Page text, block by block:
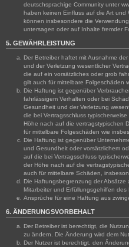
deutschsprachige Community unter
haben keinen Einfluss auf die Art und
können insbesondere die
untersagen oder auf Inhalte fremder
5. GEWÄHRLEISTUNG
Der Betreiber haftet mit Ausnahme
und der Verletzung wesentlicher
die auf ein vorsätzliches oder grob
gilt auch für mittelbare Folgeschäden
Die Haftung ist gegenüber
fahrlässigem Verhalten oder bei
Gesundheit und der Verletzung
die bei Vertragsschluss
Höhe nach auf die vertragstypischen
für mittelbare Folgeschäden wie
Die Haftung ist gegenüber
und Gesundheit oder vorsätzlichem
auf die bei Vertragsschluss
der Höhe nach auf die
auch für mittelbare Schäden,
Die Haftungsbegrenzung der
Mitarbeiter und Erfüllungsgehilfen des
Ansprüche für eine Haftung aus
6. ÄNDERUNGSVORBEHALT
Der Betreiber ist berechtigt, die
zu ändern. Die Änderung wird dem
Der Nutzer ist berechtigt, den